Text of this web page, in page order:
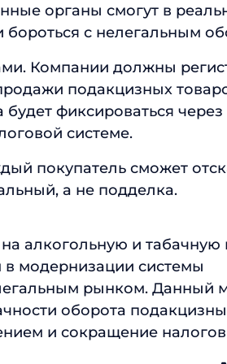
органы смогут в
с нелегальным
Компании должны
подакцизных
фиксироваться
системе.
покупатель сможет
а не подделка.
алкогольную и
модернизации системы
рынком. Данный
оборота
и сокращение